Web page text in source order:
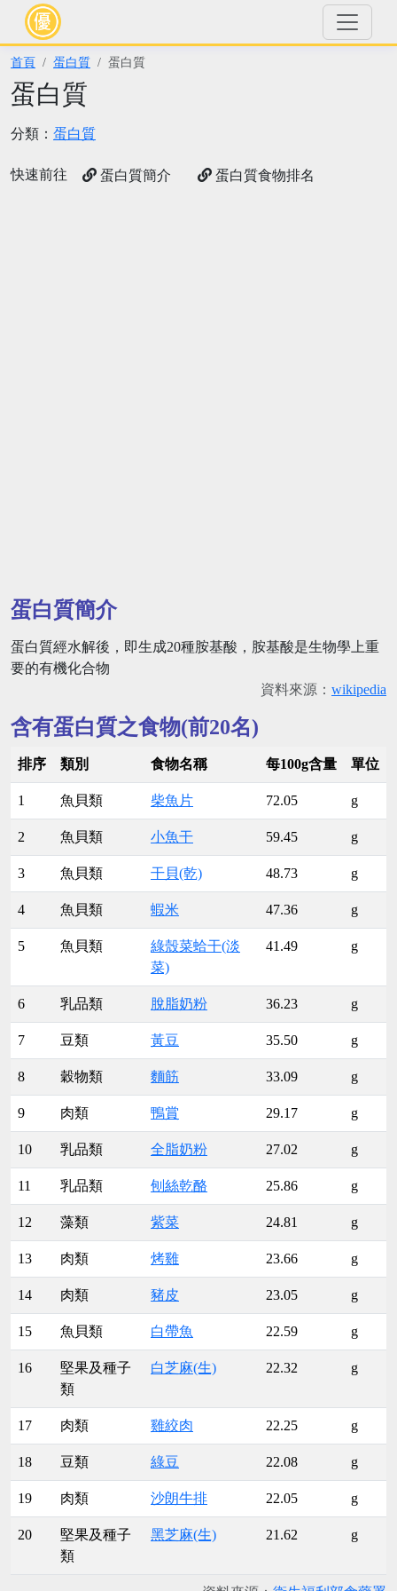
首頁 蛋白質 蛋白質
蛋白質
分類： 蛋白質
快速前往 蛋白質簡介 蛋白質食物排名
蛋白質簡介
蛋白質經水解後，即生成20種胺基酸，胺基酸是生物學上重
要的有機化合物
資料來源： wikipedia
含有蛋白質之食物(前20名)
排序 類別 食物名稱 每100g含量 單位
1 魚貝類 柴魚片 72.05 g
2 魚貝類 小魚干 59.45 g
3 魚貝類 干貝(乾) 48.73 g
4 魚貝類 蝦米 47.36 g
5 魚貝類
綠殼菜蛤干(淡
菜)
41.49 g
6 乳品類 脫脂奶粉 36.23 g
7 豆類 黃豆 35.50 g
8 穀物類 麵筋 33.09 g
9 肉類 鴨賞 29.17 g
10 乳品類 全脂奶粉 27.02 g
11 乳品類 刨絲乾酪 25.86 g
12 藻類 紫菜 24.81 g
13 肉類 烤雞 23.66 g
14 肉類 豬皮 23.05 g
15 魚貝類 白帶魚 22.59 g
16
堅果及種子
類
白芝麻(生) 22.32 g
17 肉類 雞絞肉 22.25 g
18 豆類 綠豆 22.08 g
19 肉類 沙朗牛排 22.05 g
20
堅果及種子
類
黑芝麻(生) 21.62 g